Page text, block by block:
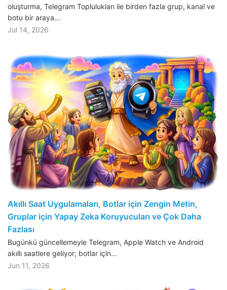
oluşturma, Telegram Toplulukları ile birden fazla grup, kanal ve
botu bir araya…
Jul 14, 2026
Akıllı Saat Uygulamaları, Botlar için Zengin Metin,
Gruplar için Yapay Zeka Koruyucuları ve Çok Daha
Fazlası
Bugünkü güncellemeyle Telegram, Apple Watch ve Android
akıllı saatlere geliyor; botlar için…
Jun 11, 2026